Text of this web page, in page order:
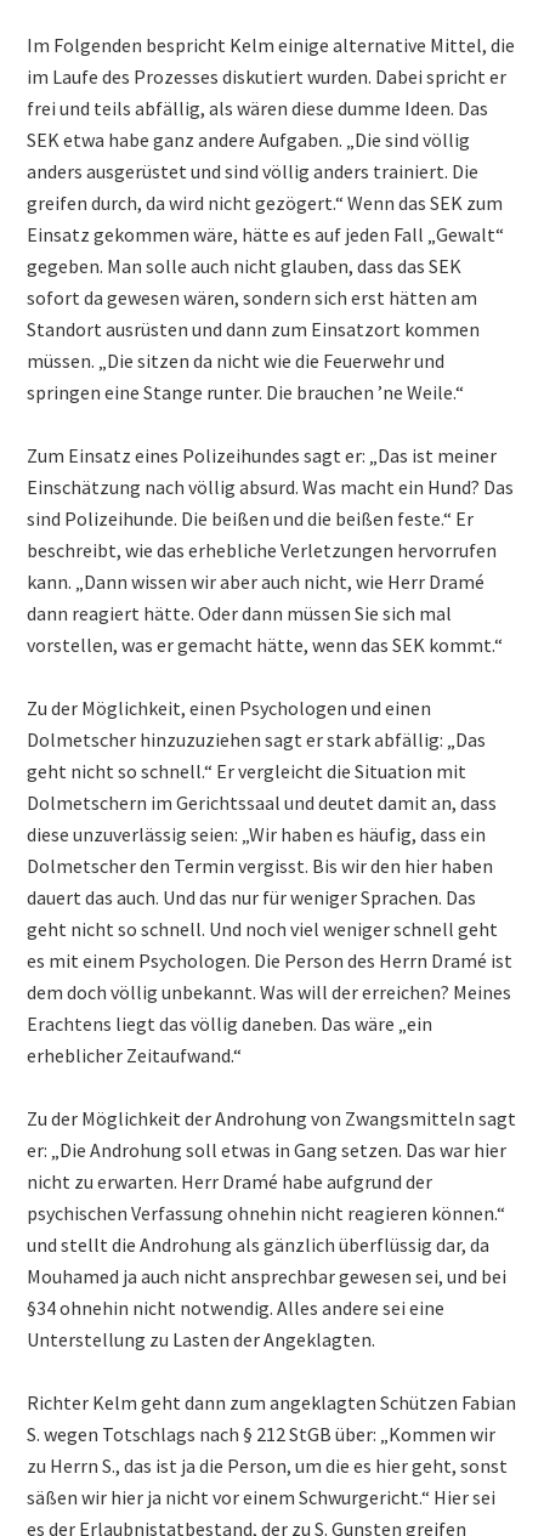
Im Folgenden bespricht Kelm einige alternative Mittel, die
im Laufe des Prozesses diskutiert wurden. Dabei spricht er
frei und teils abfällig, als wären diese dumme Ideen. Das
SEK etwa habe ganz andere Aufgaben. „Die sind völlig
anders ausgerüstet und sind völlig anders trainiert. Die
greifen durch, da wird nicht gezögert.“ Wenn das SEK zum
Einsatz gekommen wäre, hätte es auf jeden Fall „Gewalt“
gegeben. Man solle auch nicht glauben, dass das SEK
sofort da gewesen wären, sondern sich erst hätten am
Standort ausrüsten und dann zum Einsatzort kommen
müssen. „Die sitzen da nicht wie die Feuerwehr und
springen eine Stange runter. Die brauchen ’ne Weile.“
Zum Einsatz eines Polizeihundes sagt er: „Das ist meiner
Einschätzung nach völlig absurd. Was macht ein Hund? Das
sind Polizeihunde. Die beißen und die beißen feste.“ Er
beschreibt, wie das erhebliche Verletzungen hervorrufen
kann. „Dann wissen wir aber auch nicht, wie Herr Dramé
dann reagiert hätte. Oder dann müssen Sie sich mal
vorstellen, was er gemacht hätte, wenn das SEK kommt.“
Zu der Möglichkeit, einen Psychologen und einen
Dolmetscher hinzuzuziehen sagt er stark abfällig: „Das
geht nicht so schnell.“ Er vergleicht die Situation mit
Dolmetschern im Gerichtssaal und deutet damit an, dass
diese unzuverlässig seien: „Wir haben es häufig, dass ein
Dolmetscher den Termin vergisst. Bis wir den hier haben
dauert das auch. Und das nur für weniger Sprachen. Das
geht nicht so schnell. Und noch viel weniger schnell geht
es mit einem Psychologen. Die Person des Herrn Dramé ist
dem doch völlig unbekannt. Was will der erreichen? Meines
Erachtens liegt das völlig daneben. Das wäre „ein
erheblicher Zeitaufwand.“
Zu der Möglichkeit der Androhung von Zwangsmitteln sagt
er: „Die Androhung soll etwas in Gang setzen. Das war hier
nicht zu erwarten. Herr Dramé habe aufgrund der
psychischen Verfassung ohnehin nicht reagieren können.“
und stellt die Androhung als gänzlich überflüssig dar, da
Mouhamed ja auch nicht ansprechbar gewesen sei, und bei
§34 ohnehin nicht notwendig. Alles andere sei eine
Unterstellung zu Lasten der Angeklagten.
Richter Kelm geht dann zum angeklagten Schützen Fabian
S. wegen Totschlags nach § 212 StGB über: „Kommen wir
zu Herrn S., das ist ja die Person, um die es hier geht, sonst
säßen wir hier ja nicht vor einem Schwurgericht.“ Hier sei
es der Erlaubnistatbestand, der zu S. Gunsten greifen